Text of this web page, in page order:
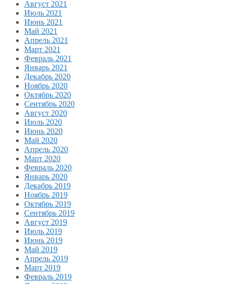
Август 2021
Июль 2021
Июнь 2021
Май 2021
Апрель 2021
Март 2021
Февраль 2021
Январь 2021
Декабрь 2020
Ноябрь 2020
Октябрь 2020
Сентябрь 2020
Август 2020
Июль 2020
Июнь 2020
Май 2020
Апрель 2020
Март 2020
Февраль 2020
Январь 2020
Декабрь 2019
Ноябрь 2019
Октябрь 2019
Сентябрь 2019
Август 2019
Июль 2019
Июнь 2019
Май 2019
Апрель 2019
Март 2019
Февраль 2019